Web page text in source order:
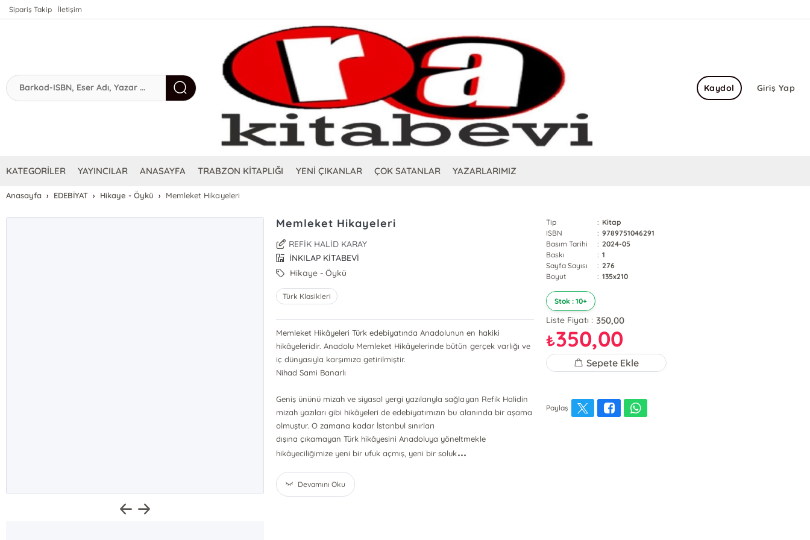
Sipariş Takip İletişim
Giriş Yap
Kaydol
KATEGORİLER YAYINCILAR ANASAYFA TRABZON KİTAPLIĞI YENİ ÇIKANLAR ÇOK SATANLAR YAZARLARIMIZ
Anasayfa EDEBİYAT Hikaye - Öykü Memleket Hikayeleri
Memleket Hikayeleri
REFİK HALİD KARAY
İNKILAP KİTABEVİ
Hikaye - Öykü
Türk Klasikleri
Memleket Hikâyeleri Türk edebiyatında Anadolunun en hakiki
hikâyeleridir. Anadolu Memleket Hikâyelerinde bütün gerçek varlığı ve
iç dünyasıyla karşımıza getirilmiştir.
Nihad Sami Banarlı
Geniş ününü mizah ve siyasal yergi yazılarıyla sağlayan Refik Halidin
mizah yazıları gibi hikâyeleri de edebiyatımızın bu alanında bir aşama
olmuştur. O zamana kadar İstanbul sınırları
dışına çıkamayan Türk hikâyesini Anadoluya yöneltmekle
hikâyeciliğimize yeni bir ufuk açmış, yeni bir soluk...
Devamını Oku
Tip : Kitap
ISBN
: 9789751046291
Basım Tarihi
: 2024-05
Baskı
: 1
Sayfa Sayısı
: 276
Boyut
: 135x210
Stok : 10+
Liste Fiyatı : 350,00
₺350,00
Sepete Ekle
Paylaş